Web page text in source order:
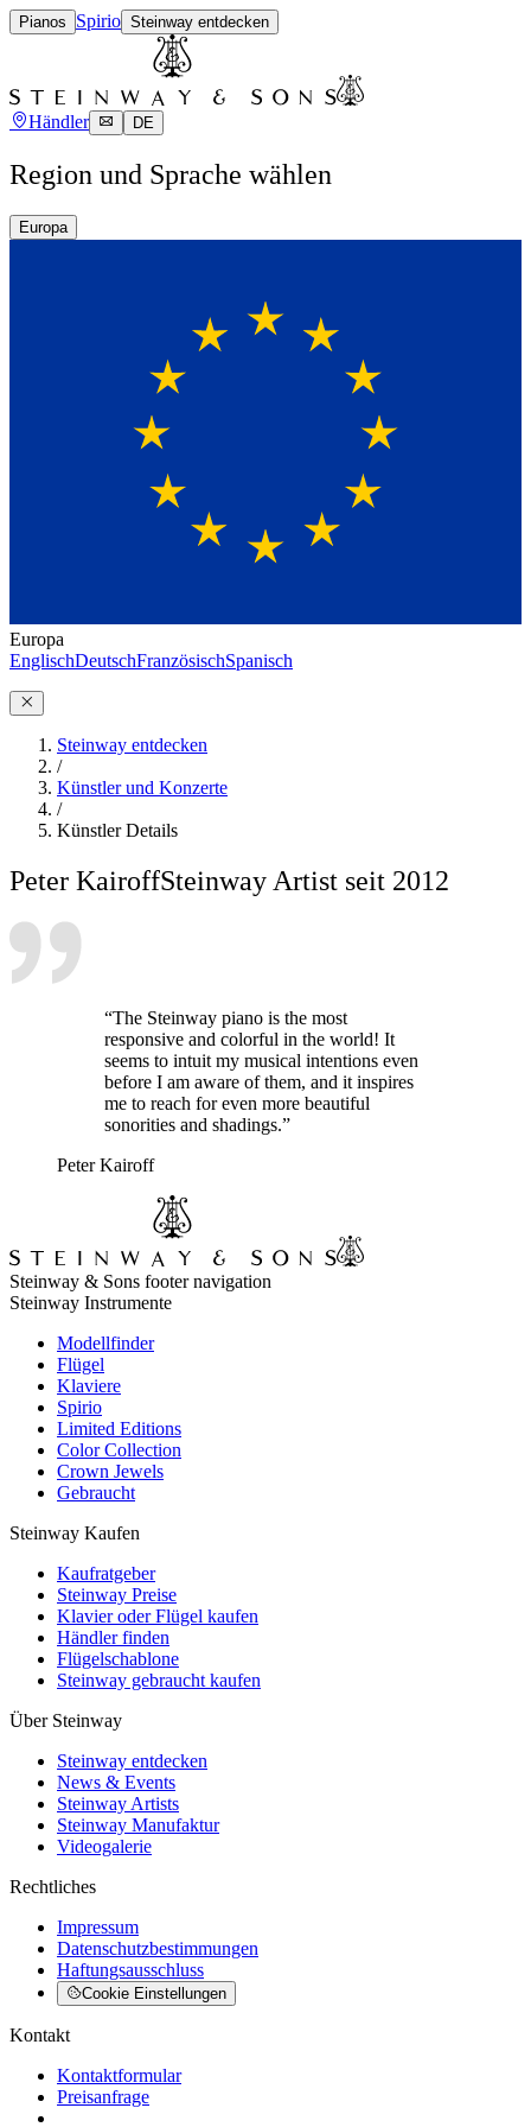
Pianos Spirio Steinway entdecken
Händler DE
Region und Sprache wählen
Europa
Europa
EnglischDeutschFranzösischSpanisch
Steinway entdecken
/
Künstler und Konzerte
/
Künstler Details
Peter KairoffSteinway Artist seit 2012
“The Steinway piano is the most
responsive and colorful in the world! It
seems to intuit my musical intentions even
before I am aware of them, and it inspires
me to reach for even more beautiful
sonorities and shadings.”
Peter Kairoff
Steinway & Sons footer navigation
Steinway Instrumente
Modellfinder
Flügel
Klaviere
Spirio
Limited Editions
Color Collection
Crown Jewels
Gebraucht
Steinway Kaufen
Kaufratgeber
Steinway Preise
Klavier oder Flügel kaufen
Händler finden
Flügelschablone
Steinway gebraucht kaufen
Über Steinway
Steinway entdecken
News & Events
Steinway Artists
Steinway Manufaktur
Videogalerie
Rechtliches
Impressum
Datenschutzbestimmungen
Haftungsausschluss
Cookie Einstellungen
Kontakt
Kontaktformular
Preisanfrage